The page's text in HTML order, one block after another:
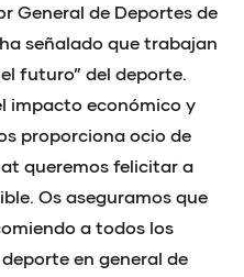
General de Deportes de
señalado que trabajan
futuro” del deporte.
impacto económico y
proporciona ocio de
queremos felicitar a
Os aseguramos que
a todos los
en general de